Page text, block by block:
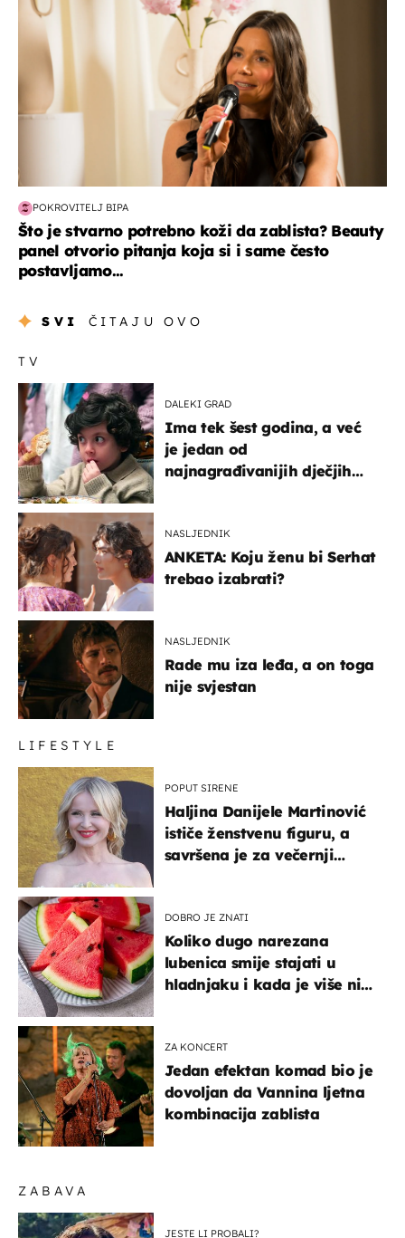
POKROVITELJ BIPA
Što je stvarno potrebno koži da zablista? Beauty
panel otvorio pitanja koja si i same često
postavljamo...
SVI ČITAJU OVO
ZABAVA
JESTE LI PROBALI?
TV
DALEKI GRAD
Ima tek šest godina, a već
je jedan od
najnagrađivanijih dječjih
NASLJEDNIK
ANKETA: Koju ženu bi Serhat
trebao izabrati?
NASLJEDNIK
Rade mu iza leđa, a on toga
nije svjestan
LIFESTYLE
POPUT SIRENE
Haljina Danijele Martinović
ističe ženstvenu figuru, a
savršena je za večernji
DOBRO JE ZNATI
Koliko dugo narezana
lubenica smije stajati u
hladnjaku i kada je više nije
ZA KONCERT
Jedan efektan komad bio je
dovoljan da Vannina ljetna
kombinacija zablista